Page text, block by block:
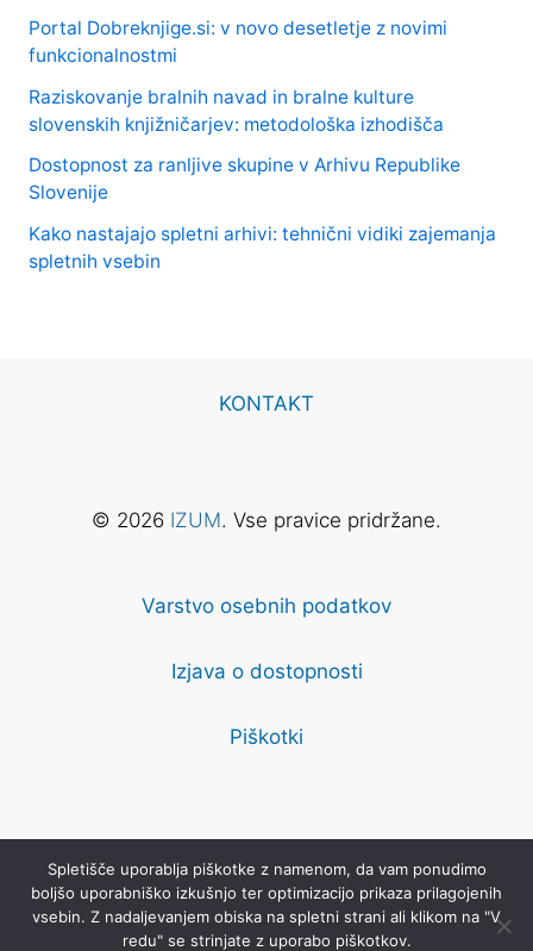
Portal Dobreknjige.si: v novo desetletje z novimi
funkcionalnostmi
Raziskovanje bralnih navad in bralne kulture
slovenskih knjižničarjev: metodološka izhodišča
Dostopnost za ranljive skupine v Arhivu Republike
Slovenije
Kako nastajajo spletni arhivi: tehnični vidiki zajemanja
spletnih vsebin
KONTAKT
© 2026 IZUM. Vse pravice pridržane.
Varstvo osebnih podatkov
Izjava o dostopnosti
Piškotki
avtorstva-Deljenje pod enakimi pogoji 4.0 Mednarodna, razen
kjer je drugače navedeno.
Spletišče uporablja piškotke z namenom, da vam ponudimo
boljšo uporabniško izkušnjo ter optimizacijo prikaza prilagojenih
vsebin. Z nadaljevanjem obiska na spletni strani ali klikom na "V
redu" se strinjate z uporabo piškotkov.